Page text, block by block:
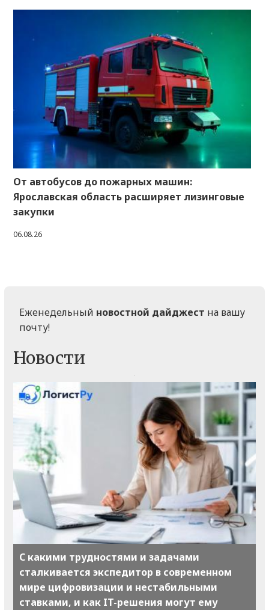
От автобусов до пожарных машин:
Ярославская область расширяет лизинговые
закупки
06.08.26
Еженедельный новостной дайджест на вашу
почту!
Новости
С какими трудностями и задачами
сталкивается экспедитор в современном
мире цифровизации и нестабильными
ставками, и как IT-решения могут ему